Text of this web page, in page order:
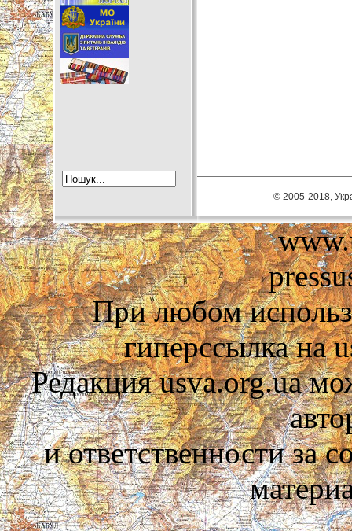
© 2005-2018,
При любом
гиперссылка на
Редакция usva.org.ua
и ответственности за